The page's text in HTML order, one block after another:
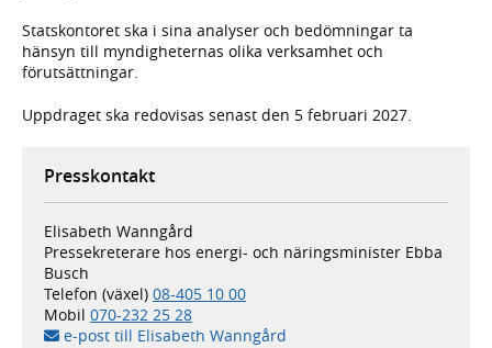
Statskontoret ska i sina analyser och bedömningar ta
hänsyn till myndigheternas olika verksamhet och
förutsättningar.
Uppdraget ska redovisas senast den 5 februari 2027.
Presskontakt
Elisabeth Wanngård
Pressekreterare hos energi- och näringsminister Ebba
Busch
Telefon (växel) 08-405 10 00
Mobil 070-232 25 28
e-post till Elisabeth Wanngård